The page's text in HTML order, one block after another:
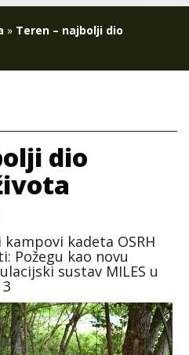
» Teren – najbolji dio
dio
kadeta OSRH
Požegu kao novu
sustav MILES u